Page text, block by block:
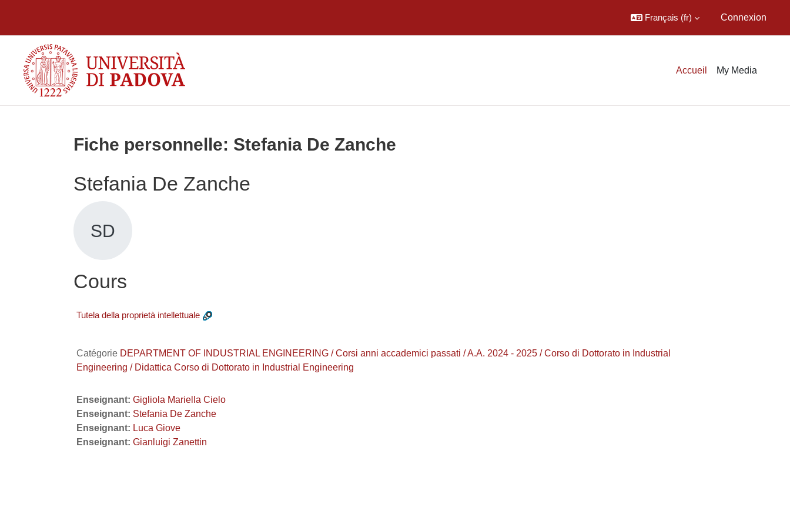
Français ‎(fr)‎ Connexion
Accueil My Media
Fiche personnelle: Stefania De Zanche
Stefania De Zanche
SD
Cours
Tutela della proprietà intellettuale
Catégorie DEPARTMENT OF INDUSTRIAL ENGINEERING / Corsi anni accademici passati / A.A. 2024 - 2025 / Corso di Dottorato in Industrial
Engineering / Didattica Corso di Dottorato in Industrial Engineering
Enseignant: Gigliola Mariella Cielo
Enseignant: Stefania De Zanche
Enseignant: Luca Giove
Enseignant: Gianluigi Zanettin